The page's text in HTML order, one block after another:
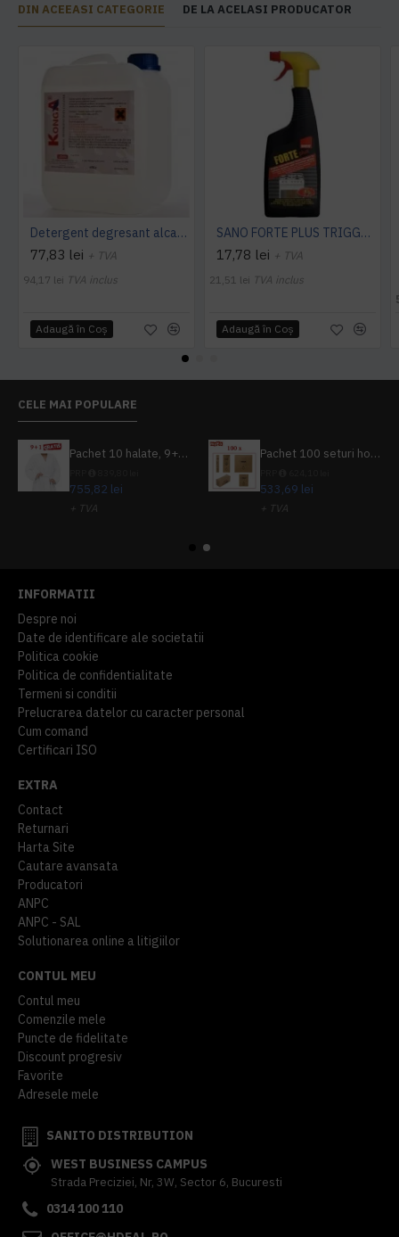
DIN ACEEASI CATEGORIE DE LA ACELASI PRODUCATOR
Detergent degresant alcalin Cuptor si Plita, 5 L, Konga
77,83 lei + TVA
94,17 lei TVA inclus
Adaugă în Coş
SANO FORTE PLUS TRIGGER, 750ml, detergent arsuri, grasimi
17,78 lei + TVA
21,51 lei TVA inclus
Adaugă în Coş
CELE MAI POPULARE
Pachet 10 halate, 9+1 gratuit
755,82 lei
+ TVA
Pachet 100 seturi hoteliere, set dentar, set barbierit, casca de dus, pila unghii, set cusut
533,69 lei
+ TVA
INFORMATII
Despre noi
Date de identificare ale societatii
Politica cookie
Politica de confidentialitate
Termeni si conditii
Prelucrarea datelor cu caracter personal
Cum comand
Certificari ISO
EXTRA
Contact
Returnari
Harta Site
Cautare avansata
Producatori
ANPC
ANPC - SAL
Solutionarea online a litigiilor
CONTUL MEU
Contul meu
Comenzile mele
Puncte de fidelitate
Discount progresiv
Favorite
Adresele mele
SANITO DISTRIBUTION
WEST BUSINESS CAMPUS
Strada Preciziei, Nr, 3W, Sector 6, Bucuresti
0314 100 110